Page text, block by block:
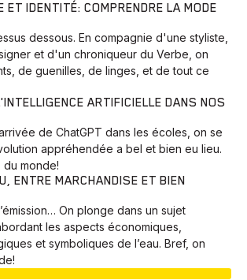
ET IDENTITÉ: COMPRENDRE LA MODE
dessous. En compagnie d'une styliste,
et d'un chroniqueur du Verbe, on
de guenilles, de linges, et de tout ce
ARTIFICIELLE DANS NOS
de ChatGPT dans les écoles, on se
appréhendée a bel et bien eu lieu.
du monde!
ENTRE MARCHANDISE ET BIEN
On plonge dans un sujet
les aspects économiques,
et symboliques de l’eau. Bref, on